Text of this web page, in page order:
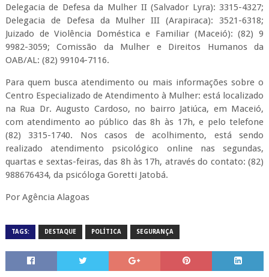
988676434, da psicóloga Goretti Jatobá.
Por Agência Alagoas
TAGS: DESTAQUE POLÍTICA
RELACIONADOS
Vinte e oito cidades alagoanas nunca registraram casos de
feminicídios